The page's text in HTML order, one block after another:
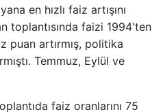
en hızlı faiz artışını
toplantısında faizi 1994'ten
puan artırmış, politika
Temmuz, Eylül ve
faiz oranlarını 75